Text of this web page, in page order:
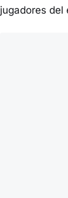
jugadores